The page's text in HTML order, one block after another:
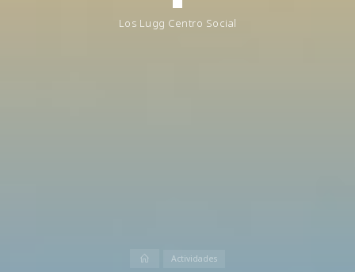
Los Lugg Centro Social
InicioActividades